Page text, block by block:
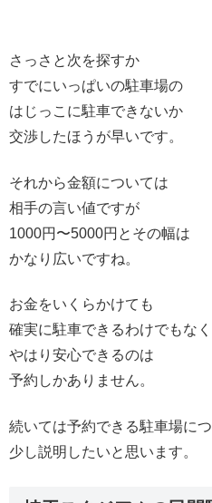
さっさと次を探すか
すでにいっぱいの駐車場の
はじっこに駐車できないか
交渉したほうが早いです。
それから金額については
相手の言い値ですが
1000円〜5000円とその幅は
かなり広いですね。
お金をいくらかけても
確実に駐車できるわけでもなく
やはり安心できるのは
予約しかありません。
続いては予約できる駐車場に
少し説明したいと思います。